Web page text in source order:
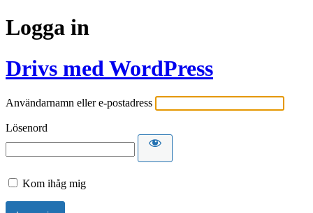
Logga in
Drivs med WordPress
Användarnamn eller e-postadress
Lösenord
Kom ihåg mig